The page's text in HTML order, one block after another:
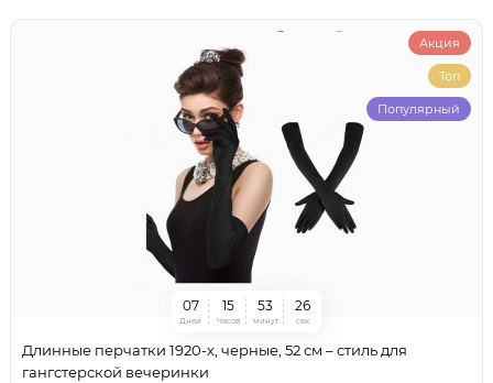
Акция
Топ
Популярный
07
Дней
15
Часов
53
минут
24
сек
Длинные перчатки 1920-х, черные, 52 см – стиль для
гангстерской вечеринки